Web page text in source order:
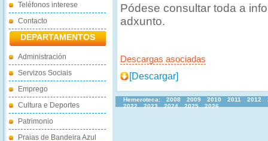
Teléfonos interese
Contacto
DEPARTAMENTOS
Administración
Servizos Sociais
Emprego
Cultura e Deportes
Patrimonio
Praias de Bandeira Azul
Pódese consultar toda a
adxunto.
Descargas asociadas
[Descargar]
Hemeroteca: 2008 2009 2010 2011 2012
2022
2023 2024 2025 2026